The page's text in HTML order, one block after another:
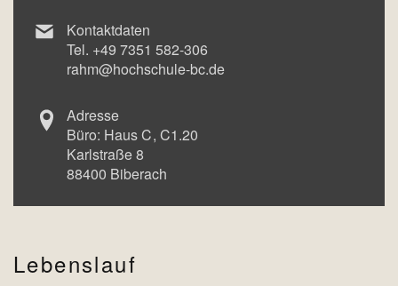
Kontaktdaten
Tel. +49 7351 582-306
rahm@hochschule-bc.de
Adresse
Büro: Haus C C1.20
Karlstraße 8
88400 Biberach
Lebenslauf